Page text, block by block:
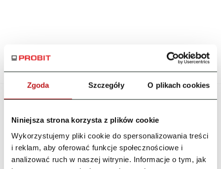
Zgoda Szczegóły O plikach cookies
Niniejsza strona korzysta z plików cookie
Wykorzystujemy pliki cookie do spersonalizowania treści
i reklam, aby oferować funkcje społecznościowe i
analizować ruch w naszej witrynie. Informacje o tym, jak
Nasi Klienci